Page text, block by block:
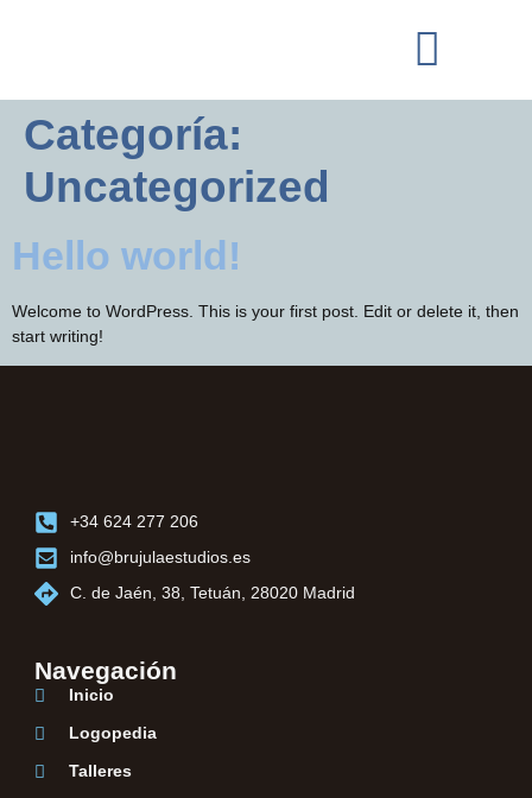
Categoría:
Uncategorized
Hello world!
Welcome to WordPress. This is your first post. Edit or delete it, then
start writing!
+34 624 277 206
info@brujulaestudios.es
C. de Jaén, 38, Tetuán, 28020 Madrid
Navegación
Inicio
Logopedia
Talleres